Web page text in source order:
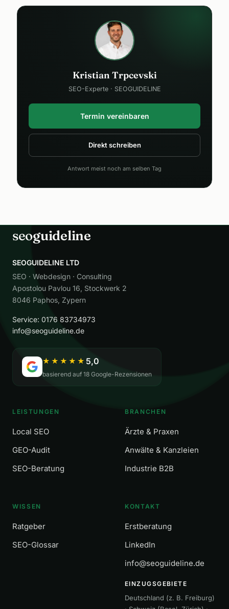
Kristian Trpcevski
SEO-Experte · SEOGUIDELINE
Termin vereinbaren
Direkt schreiben
Antwort meist noch am selben Tag
seoguideline
SEOGUIDELINE LTD
SEO · Webdesign · Consulting
Apostolou Pavlou 16, Stockwerk 2
8046 Paphos, Zypern
Service: 0176 83734973
info@seoguideline.de
★★★★★ 5,0
basierend auf 18 Google-Rezensionen
LEISTUNGEN
Local SEO
GEO-Audit
SEO-Beratung
BRANCHEN
Ärzte & Praxen
Anwälte & Kanzleien
Industrie B2B
WISSEN
Ratgeber
SEO-Glossar
KONTAKT
Erstberatung
LinkedIn
info@seoguideline.de
EINZUGSGEBIETE
Deutschland (z. B. Freiburg)